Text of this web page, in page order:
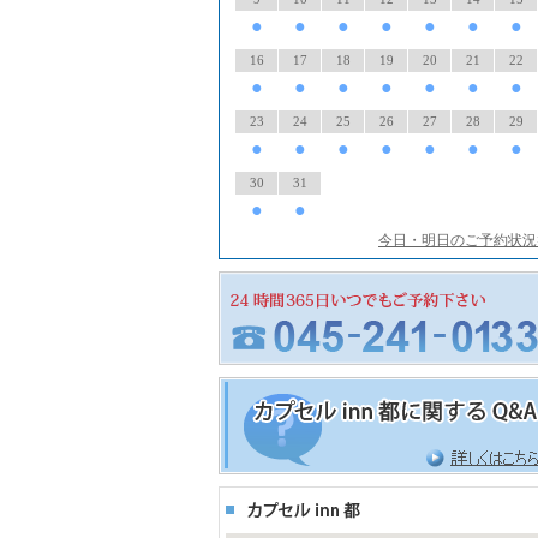
● ● ● ● ● ● ●
16
●
17
●
18
●
19
●
20
●
21
●
22
●
23
●
24
●
25
●
26
●
27
●
28
●
29
●
30
●
31
●
今日・明日のご予約状